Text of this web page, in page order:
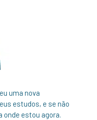
uma nova
estudos, e se não
estou agora.